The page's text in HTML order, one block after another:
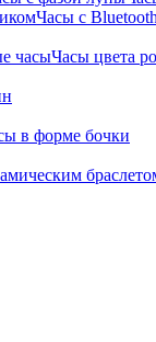
Часы с Bluetooth
часыЧасы цвета
в форме бочки